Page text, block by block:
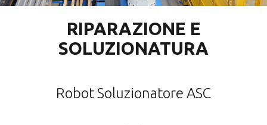
RIPARAZIONE E
SOLUZIONATURA
Robot Soluzionatore ASC